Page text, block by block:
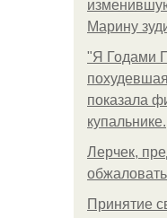
Марину
"Я Годами
показала
купальнике.
Лерчек,
Принятие